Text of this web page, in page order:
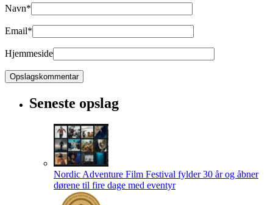
Navn*
Email*
Hjemmeside
Seneste opslag
Nordic Adventure Film Festival fylder 30 år og åbner
dørene til fire dage med eventyr